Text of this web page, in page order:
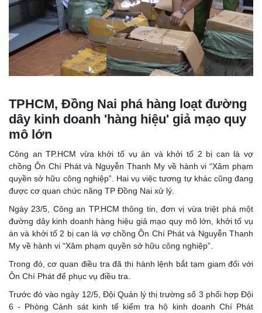
TPHCM, Đồng Nai phá hàng loạt đường
dây kinh doanh 'hàng hiệu' giả mạo quy
mô lớn
Công an TP.HCM vừa khởi tố vụ án và khởi tố 2 bị can là vợ
chồng Ôn Chí Phát và Nguyễn Thanh My về hành vi “Xâm phạm
quyền sở hữu công nghiệp”. Hai vụ việc tương tự khác cũng đang
được cơ quan chức năng TP Đồng Nai xử lý.
Ngày 23/5, Công an TP.HCM thông tin, đơn vị vừa triệt phá một
đường dây kinh doanh hàng hiệu giả mạo quy mô lớn, khởi tố vụ
án và khởi tố 2 bị can là vợ chồng Ôn Chí Phát và Nguyễn Thanh
My về hành vi “Xâm phạm quyền sở hữu công nghiệp”.
Trong đó, cơ quan điều tra đã thi hành lệnh bắt tạm giam đối với
Ôn Chí Phát để phục vụ điều tra.
Trước đó vào ngày 12/5, Đội Quản lý thị trường số 3 phối hợp Đội
6 - Phòng Cảnh sát kinh tế kiểm tra hộ kinh doanh Chí Phát